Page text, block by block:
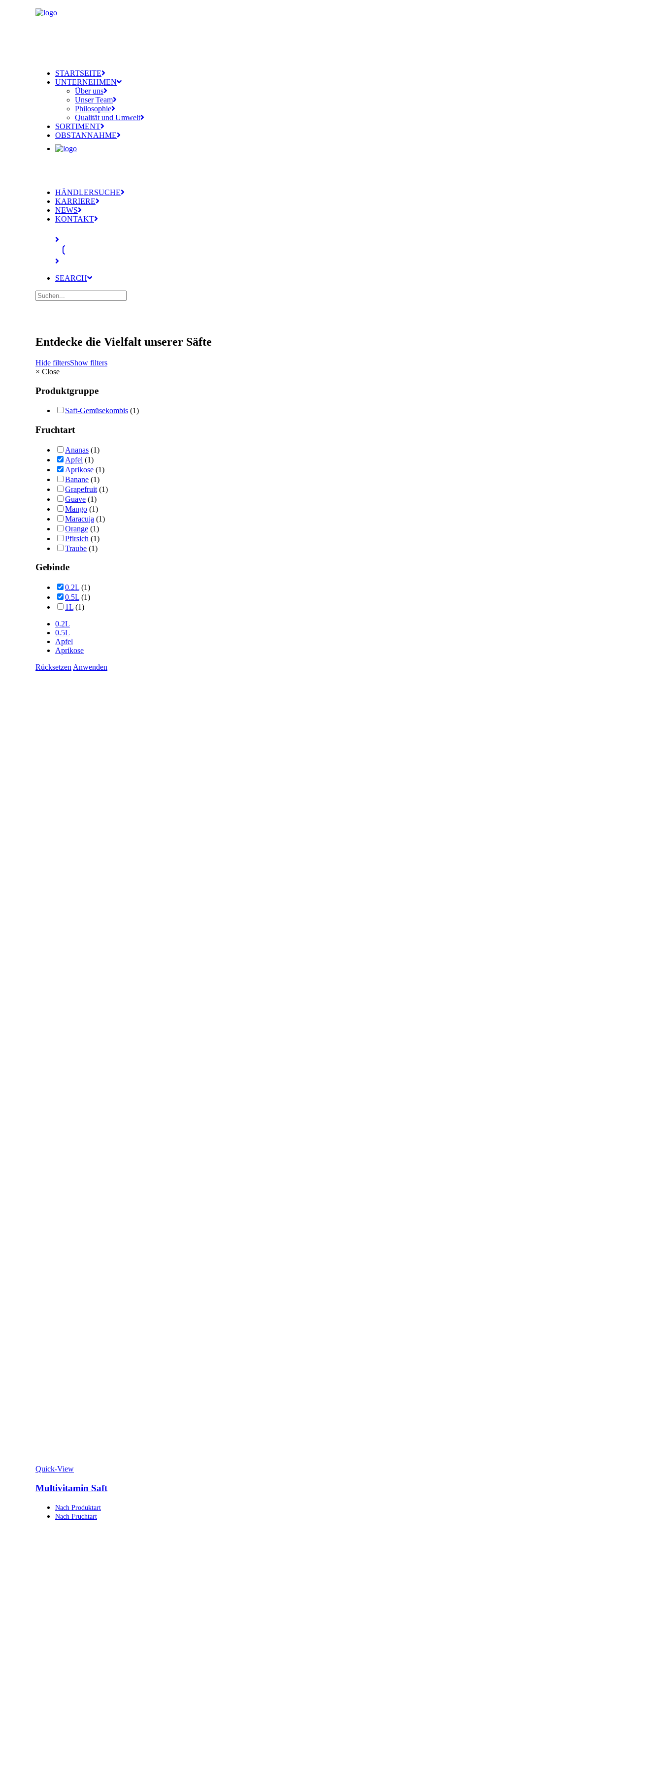
STARTSEITE
UNTERNEHMEN
Über uns
Unser Team
Philosophie
Qualität und Umwelt
SORTIMENT
OBSTANNAHME
HÄNDLERSUCHE
KARRIERE
NEWS
KONTAKT
SEARCH
Entdecke die Vielfalt unserer Säfte
Hide filtersShow filters
× Close
Produktgruppe
Saft-Gemüsekombis (1)
Fruchtart
Ananas (1)
Apfel (1)
Aprikose (1)
Banane (1)
Grapefruit (1)
Guave (1)
Mango (1)
Maracuja (1)
Orange (1)
Pfirsich (1)
Traube (1)
Gebinde
0.2L (1)
0.5L (1)
1L (1)
0.2L
0.5L
Apfel
Aprikose
Rücksetzen Anwenden
Quick-View
Multivitamin Saft
Nach Produktart
Nach Fruchtart